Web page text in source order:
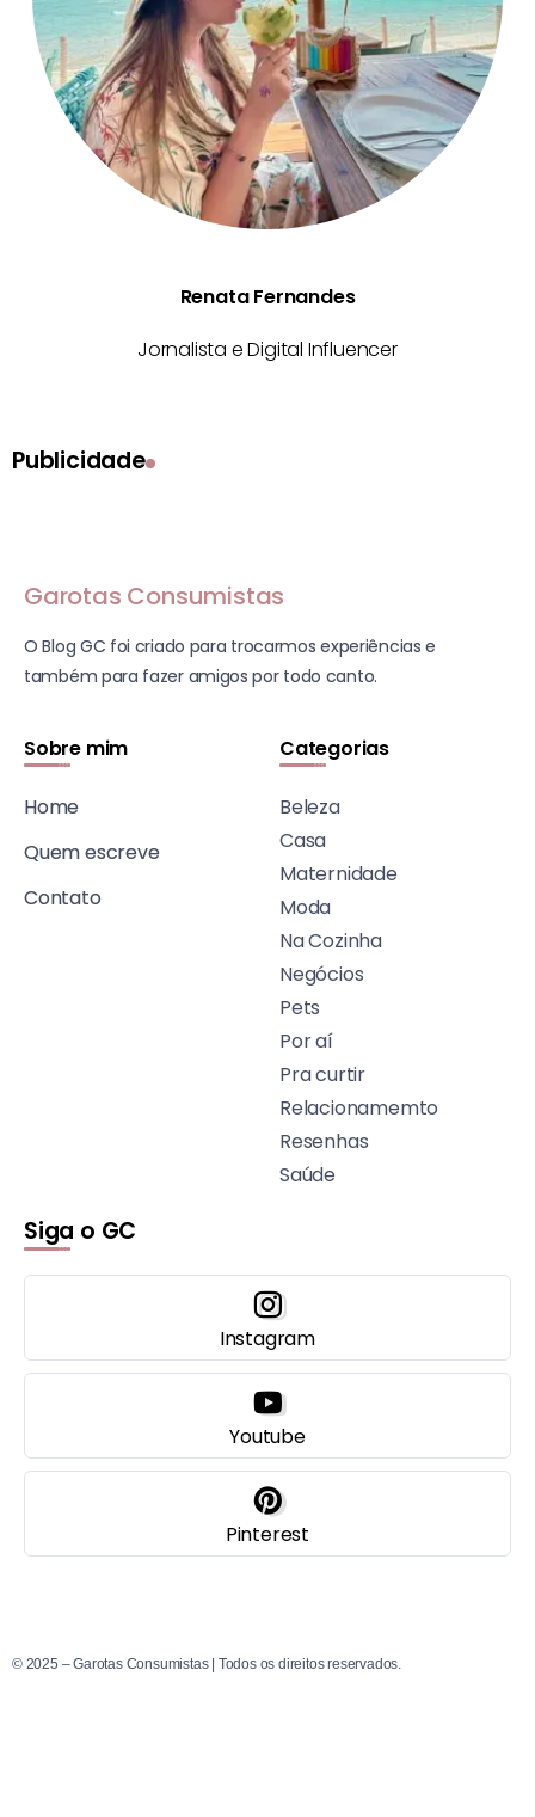
Renata Fernandes
Jornalista e Digital Influencer
Publicidade
Garotas Consumistas
O Blog GC foi criado para trocarmos experiências e
também para fazer amigos por todo canto.
Sobre mim
Home
Quem escreve
Contato
Categorias
Beleza
Casa
Maternidade
Moda
Na Cozinha
Negócios
Pets
Por aí
Pra curtir
Relacionamemto
Resenhas
Saúde
Siga o GC
Instagram
Youtube
Pinterest
© 2025 – Garotas Consumistas | Todos os direitos reservados.